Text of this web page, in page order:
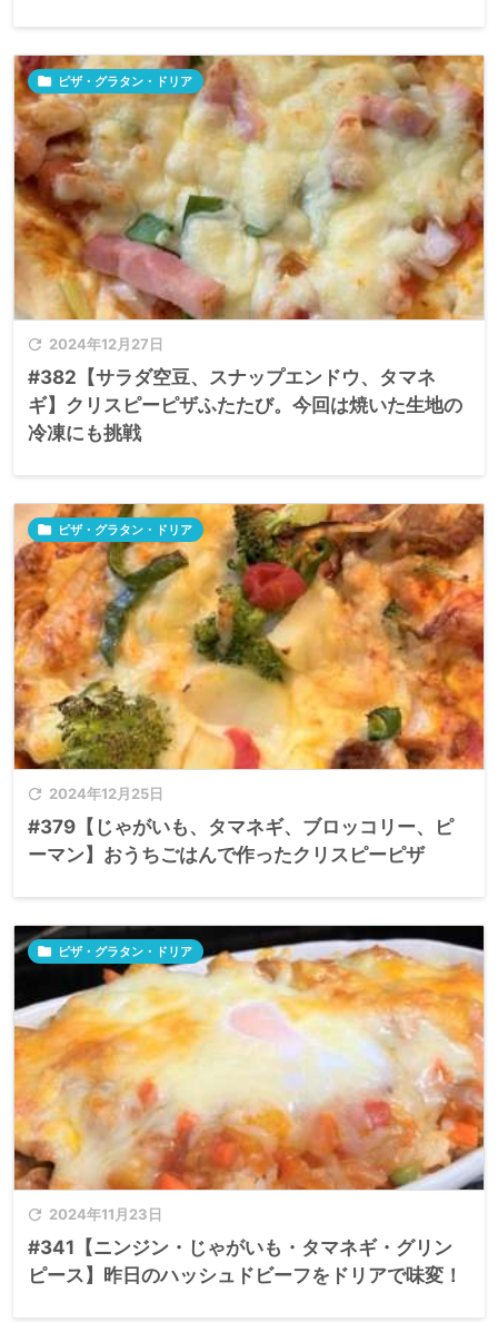
 2024年12月27日
 ピザ・グラタン・ドリア
#382【サラダ空豆、スナップエンドウ、タマネ
ギ】クリスピーピザふたたび。今回は焼いた生地の
冷凍にも挑戦
 2024年12月25日
 ピザ・グラタン・ドリア
#379【じゃがいも、タマネギ、ブロッコリー、ピ
ーマン】おうちごはんで作ったクリスピーピザ
 2024年11月23日
 ピザ・グラタン・ドリア
#341【ニンジン・じゃがいも・タマネギ・グリン
ピース】昨日のハッシュドビーフをドリアで味変！